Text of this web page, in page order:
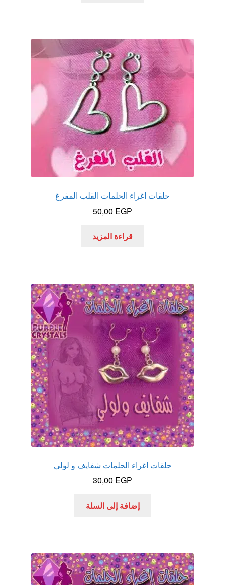
حلقات اغراء الحلمات القلب المفرغ
50,00 EGP
قراءة المزيد
حلقات اغراء الحلمات شفايف و لولي
30,00 EGP
إضافة إلى السلة